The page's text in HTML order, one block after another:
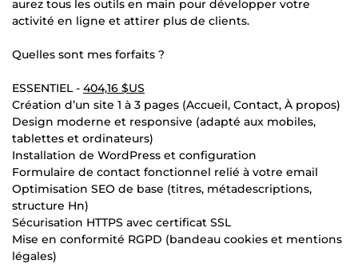
aurez tous les outils en main pour développer votre
activité en ligne et attirer plus de clients.
Quelles sont mes forfaits ?
ESSENTIEL - 404,16 $US
Création d’un site 1 à 3 pages (Accueil, Contact, À propos)
Design moderne et responsive (adapté aux mobiles,
tablettes et ordinateurs)
Installation de WordPress et configuration
Formulaire de contact fonctionnel relié à votre email
Optimisation SEO de base (titres, métadescriptions,
structure Hn)
Sécurisation HTTPS avec certificat SSL
Mise en conformité RGPD (bandeau cookies et mentions
légales)